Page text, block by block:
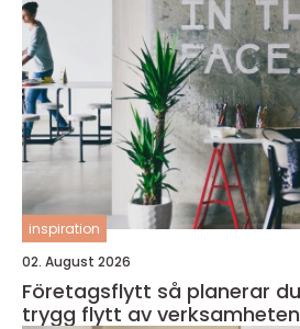
inspiration
02. August 2026
Företagsflytt så planerar du en smidig och
trygg flytt av verksamheten